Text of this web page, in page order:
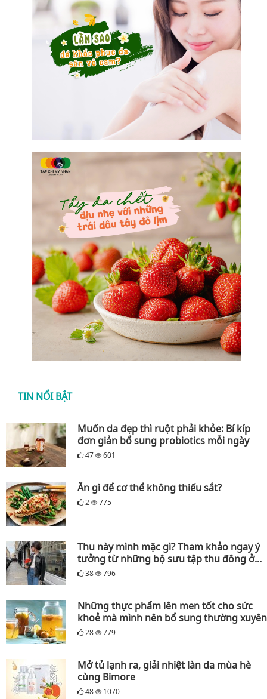
TIN NỔI BẬT
Muốn da đẹp thì ruột phải khỏe: Bí kíp
đơn giản bổ sung probiotics mỗi ngày
47 601
Ăn gì để cơ thể không thiếu sắt?
2 775
Thu này mình mặc gì? Tham khảo ngay ý
tưởng từ những bộ sưu tập thu đông ở...
38 796
Những thực phẩm lên men tốt cho sức
khoẻ mà mình nên bổ sung thường xuyên
28 779
Mở tủ lạnh ra, giải nhiệt làn da mùa hè
cùng Bimore
48 1070